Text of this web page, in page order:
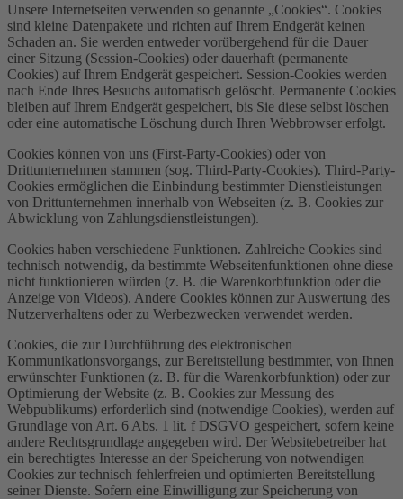
Unsere Internetseiten verwenden so genannte „Cookies“. Cookies
sind kleine Datenpakete und richten auf Ihrem Endgerät keinen
Schaden an. Sie werden entweder vorübergehend für die Dauer
einer Sitzung (Session-Cookies) oder dauerhaft (permanente
Cookies) auf Ihrem Endgerät gespeichert. Session-Cookies werden
nach Ende Ihres Besuchs automatisch gelöscht. Permanente Cookies
bleiben auf Ihrem Endgerät gespeichert, bis Sie diese selbst löschen
oder eine automatische Löschung durch Ihren Webbrowser erfolgt.
Cookies können von uns (First-Party-Cookies) oder von
Drittunternehmen stammen (sog. Third-Party-Cookies). Third-Party-
Cookies ermöglichen die Einbindung bestimmter Dienstleistungen
von Drittunternehmen innerhalb von Webseiten (z. B. Cookies zur
Abwicklung von Zahlungsdienstleistungen).
Cookies haben verschiedene Funktionen. Zahlreiche Cookies sind
technisch notwendig, da bestimmte Webseitenfunktionen ohne diese
nicht funktionieren würden (z. B. die Warenkorbfunktion oder die
Anzeige von Videos). Andere Cookies können zur Auswertung des
Nutzerverhaltens oder zu Werbezwecken verwendet werden.
Cookies, die zur Durchführung des elektronischen
Kommunikationsvorgangs, zur Bereitstellung bestimmter, von Ihnen
erwünschter Funktionen (z. B. für die Warenkorbfunktion) oder zur
Optimierung der Website (z. B. Cookies zur Messung des
Webpublikums) erforderlich sind (notwendige Cookies), werden auf
Grundlage von Art. 6 Abs. 1 lit. f DSGVO gespeichert, sofern keine
andere Rechtsgrundlage angegeben wird. Der Websitebetreiber hat
ein berechtigtes Interesse an der Speicherung von notwendigen
Cookies zur technisch fehlerfreien und optimierten Bereitstellung
seiner Dienste. Sofern eine Einwilligung zur Speicherung von